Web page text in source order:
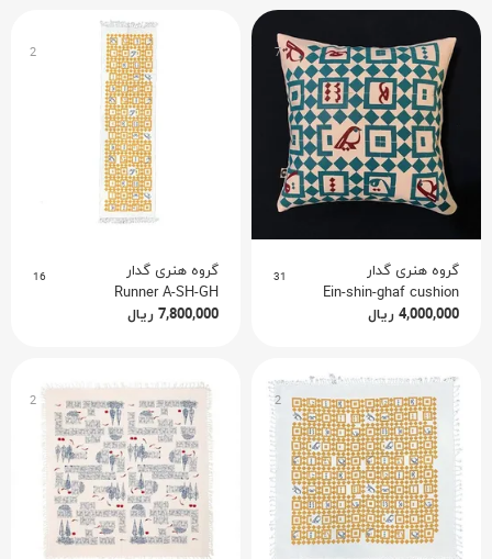
7
گروه هنری گدار 31
Ein-shin-ghaf cushion
4,000,000 ریال
2
گروه هنری گدار 16
Runner A-SH-GH
7,800,000 ریال
2
2